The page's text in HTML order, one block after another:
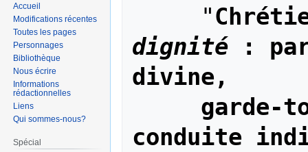
navigation
recherche
     "
dignité :
divine,
garde-
conduite
Accueil
Modifications récentes
Toutes les pages
Personnages
Bibliothèque
Nous écrire
Informations
rédactionnelles
Liens
Qui sommes-nous?
Spécial